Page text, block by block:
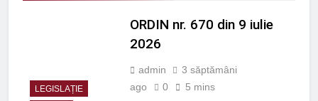
3 Săptămâni Ago
ORDIN nr. 670 din 9 iulie
2026
3 Săptămâni Ago
Rolul telecomenzii în
LEGISLAȚIE
ORDIN nr. 670 din 9 iulie
2026
admin
3 săptămâni
ago
0 5 mins